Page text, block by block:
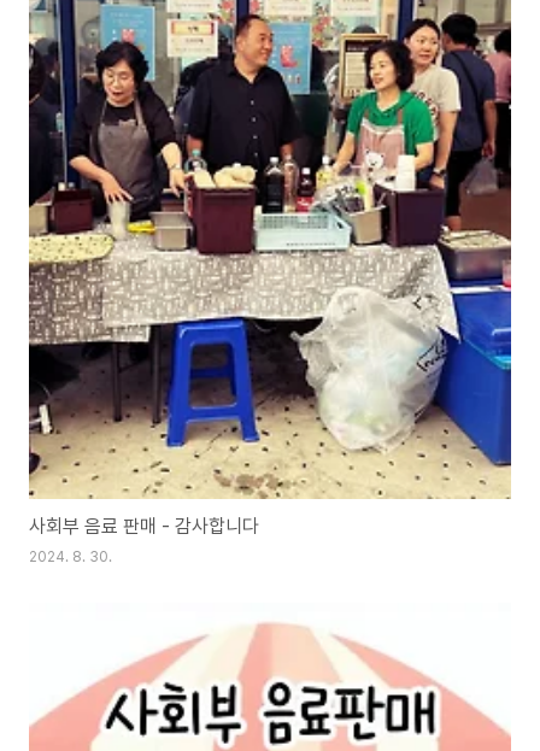
사회부 음료 판매 - 감사합니다
2024. 8. 30.